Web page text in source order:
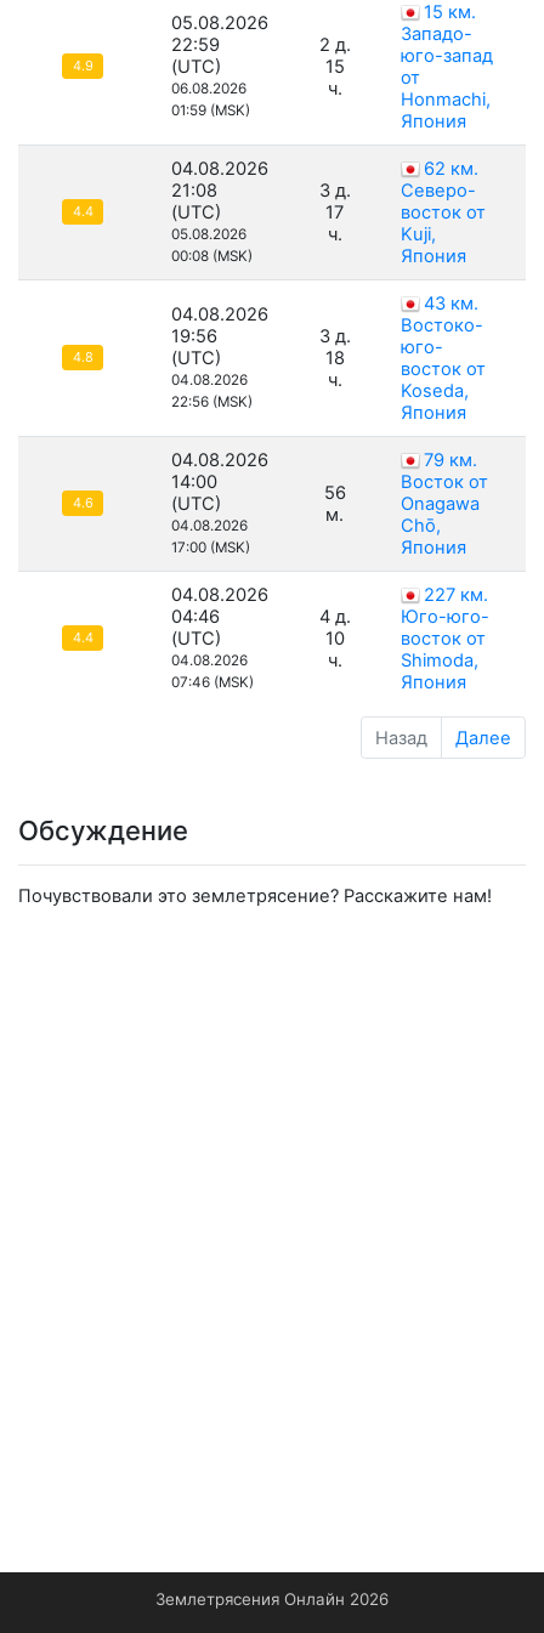
4.9
05.08.2026
22:59
(UTC)
06.08.2026
01:59 (MSK)
2 д.
15
ч.
15 км.
Западо-
юго-запад
от
Honmachi,
Япония
4.4
04.08.2026
21:08
(UTC)
05.08.2026
00:08 (MSK)
3 д.
17
ч.
62 км.
Северо-
восток от
Kuji,
Япония
4.8
04.08.2026
19:56
(UTC)
04.08.2026
22:56 (MSK)
3 д.
18
ч.
43 км.
Востоко-
юго-
восток от
Koseda,
Япония
4.6
04.08.2026
14:00
(UTC)
04.08.2026
17:00 (MSK)
56
м.
79 км.
Восток от
Onagawa
Chō,
Япония
4.4
04.08.2026
04:46
(UTC)
04.08.2026
07:46 (MSK)
4 д.
10
ч.
227 км.
Юго-юго-
восток от
Shimoda,
Япония
Назад Далее
Обсуждение
Почувствовали это землетрясение? Расскажите нам!
Землетрясения Онлайн 2026